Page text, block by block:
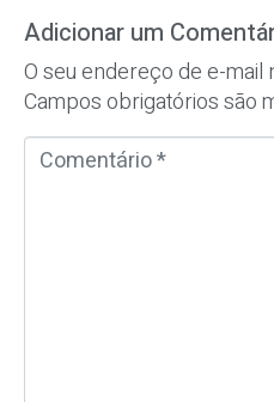
Adicionar um
O seu endereço de e-mail
Campos obrigatórios são
C